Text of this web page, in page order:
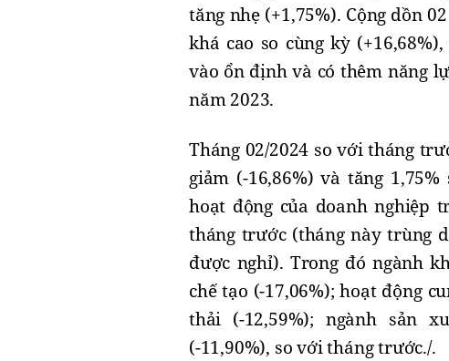
tăng nhẹ (+1,75%). Cộng dồn
khá cao so cùng kỳ
vào ổn định và có thêm năng
năm 2023.
Tháng 02/2024 so với tháng
giảm (-16,86%) và tăng
hoạt động của doanh nghiệp
tháng trước (tháng này trùng
được nghỉ). Trong đó ngành
chế tạo (-17,06%); hoạt động
thải (-12,59%); ngành sản
(-11,90%), so với tháng trước./.